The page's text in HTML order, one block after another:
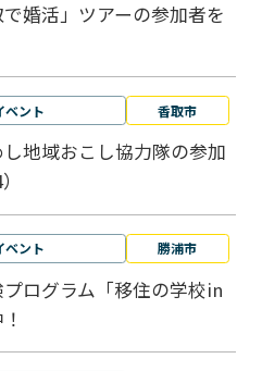
婚活」ツアーの参加者を
ベント 香取市
し地域おこし協力隊の参加
ベント 勝浦市
ログラム「移住の学校in